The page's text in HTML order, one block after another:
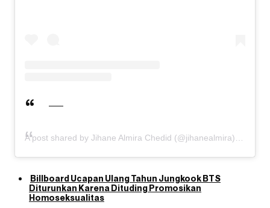
A post shared by Jihane Almira Chedid (@jihanealmira)
Billboard Ucapan Ulang Tahun Jungkook BTS
Diturunkan Karena Dituding Promosikan
Homoseksualitas